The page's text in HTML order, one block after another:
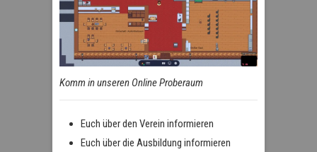
Komm in unseren Online Proberaum
Euch über den Verein informieren
Euch über die Ausbildung informieren